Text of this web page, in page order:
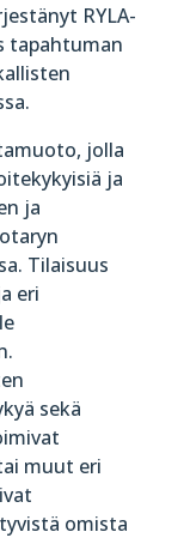
RYLA-
tapahtuman
jolla
ja
ja
Tilaisuus
eri
sekä
muut eri
omista